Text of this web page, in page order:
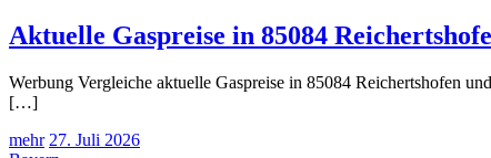
Aktuelle Gaspreise in 85084
Werbung Vergleiche aktuelle Gaspreise in 85084 Reichertshofen
[…]
mehr 27. Juli 2026